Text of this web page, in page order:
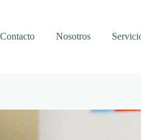
Contacto Nosotros